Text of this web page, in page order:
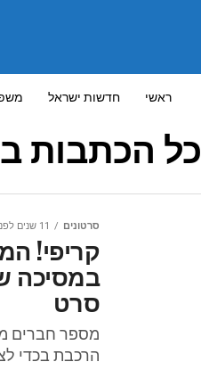
ראשי חדשות ישראל
כל הכתבות
סרטונים 11 שנים לפני
במסיכה
סרט
מספר חברים
הרכבת בכדי